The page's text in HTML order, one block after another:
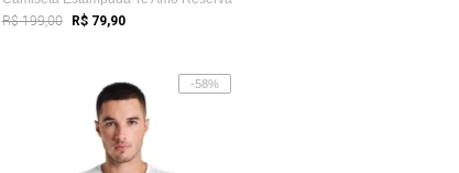
R$ 199,00 R$ 79,90
-58%